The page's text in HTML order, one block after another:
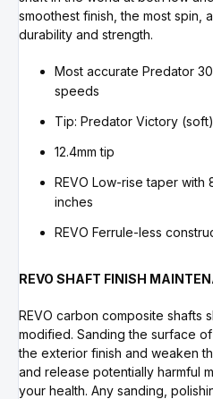
smoothest finish, the most spin,
durability and strength.
Most accurate Predator
speeds
Tip: Predator Victory (soft)
12.4mm tip
REVO Low-rise taper with
inches
REVO Ferrule-less
REVO SHAFT FINISH
REVO carbon composite shafts
modified. Sanding the surface
the exterior finish and weaken
and release potentially harmful
your health. Any sanding,